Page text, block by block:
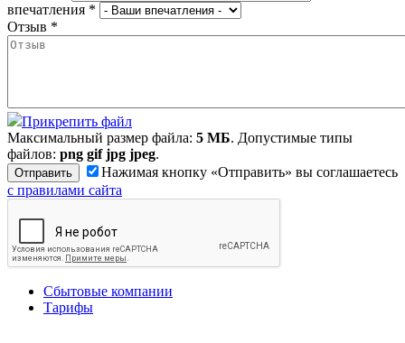
впечатления *
Отзыв *
Прикрепить файл
Максимальный размер файла: 5 МБ. Допустимые типы
файлов: png gif jpg jpeg.
Нажимая кнопку «Отправить» вы соглашаетесь
с правилами сайта
Сбытовые компании
Тарифы